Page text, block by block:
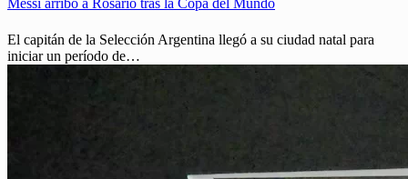
Messi arribó a Rosario tras la Copa del Mundo
El capitán de la Selección Argentina llegó a su ciudad natal para
iniciar un período de…